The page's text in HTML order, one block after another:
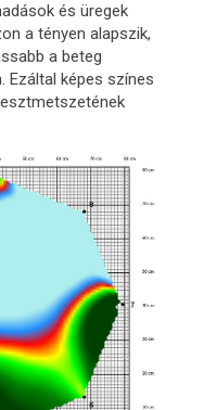
és üregek
a tényen alapszik,
a beteg
Ezáltal képes színes